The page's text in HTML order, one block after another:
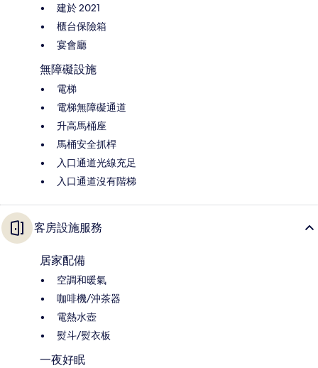
建於 2021
櫃台保險箱
宴會廳
無障礙設施
電梯
電梯無障礙通道
升高馬桶座
馬桶安全抓桿
入口通道光線充足
入口通道沒有階梯
客房設施服務
居家配備
空調和暖氣
咖啡機/沖茶器
電熱水壺
熨斗/熨衣板
一夜好眠